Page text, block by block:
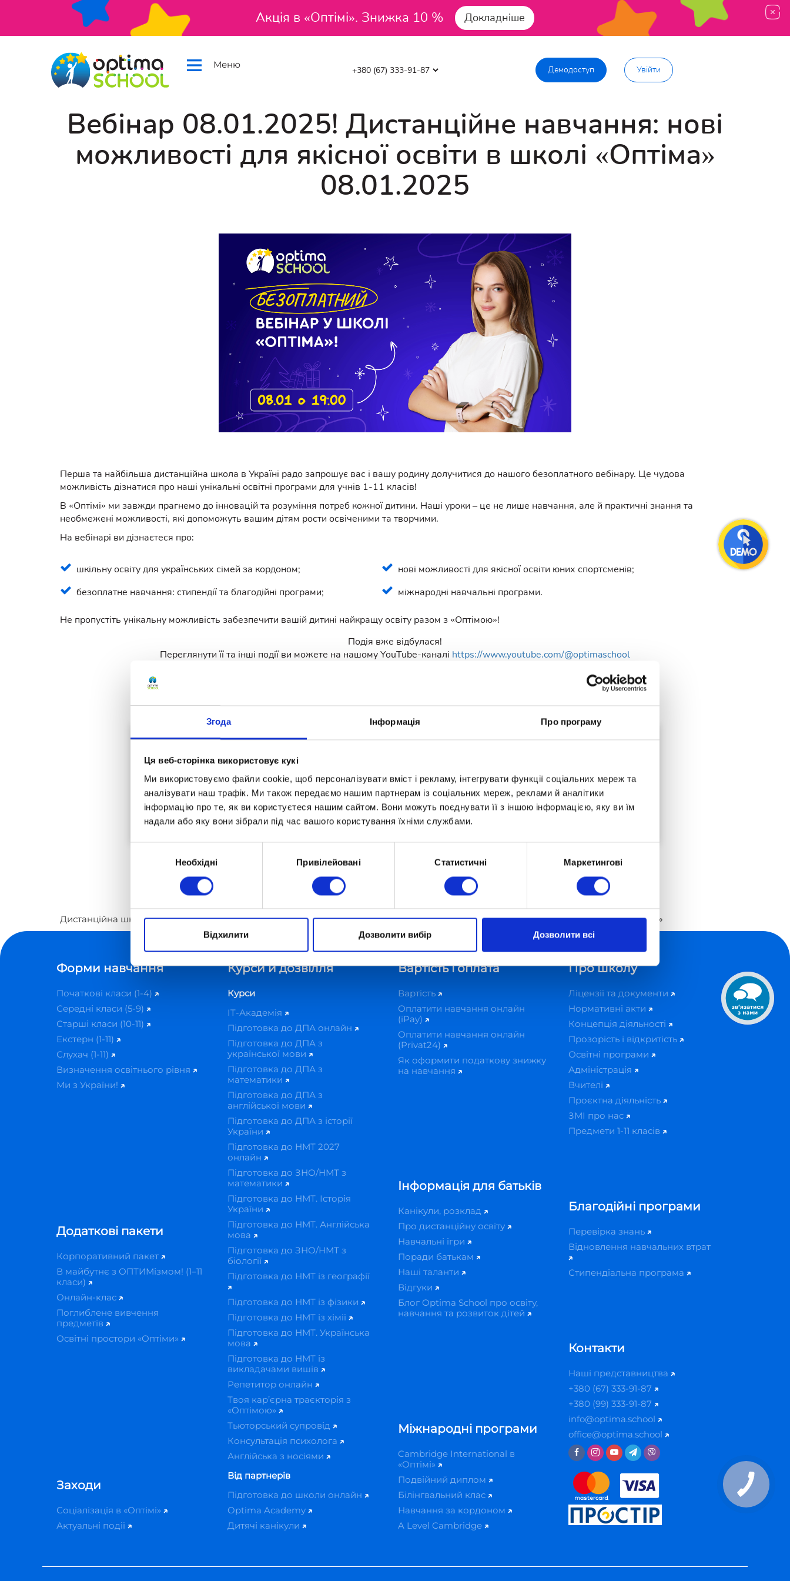
Згода Інформація Про програму
Ця веб-сторінка використовує кукі
Ми використовуємо файли cookie, щоб персоналізувати вміст і рекламу, інтегрувати функції соціальних мереж та
аналізувати наш трафік. Ми також передаємо нашим партнерам із соціальних мереж, реклами й аналітики
інформацію про те, як ви користуєтеся нашим сайтом. Вони можуть поєднувати її з іншою інформацією, яку ви їм
надали або яку вони зібрали під час вашого користування їхніми службами.
Необхідні Привілейовані Статистичні Маркетингові
Відхилити Дозволити вибір Дозволити всі
Акція в «Оптімі». Знижка 10 % Докладніше
Меню Демодоступ Увійти
Вебінар 08.01.2025! Дистанційне навчання: нові
можливості для якісної освіти в школі «Оптіма»
08.01.2025
Перша та найбільша дистанційна школа в Україні радо запрошує вас і вашу родину долучитися до нашого безоплатного вебінару. Це чудова
можливість дізнатися про наші унікальні освітні програми для учнів 1-11 класів!
В «Оптімі» ми завжди прагнемо до інновацій та розуміння потреб кожної дитини. Наші уроки – це не лише навчання, але й практичні знання та
необмежені можливості, які допоможуть вашим дітям рости освіченими та творчими.
На вебінарі ви дізнаєтеся про:
шкільну освіту для українських сімей за кордоном;
нові можливості для якісної освіти юних спортсменів;
безоплатне навчання: стипендії та благодійні програми;
міжнародні навчальні програми.
Не пропустіть унікальну можливість забезпечити вашій дитині найкращу освіту разом з «Оптімою»!
Подія вже відбулася!
Переглянути її та інші події ви можете на нашому YouTube-каналі https://www.youtube.com/@optimaschool
Долучайтеся до нас:
08.01.2025 Початок о 19:00
Очікуйте на
посилання за годину
Дистанційна школа «Оптіма» Вебінар 08.01.2025! Дистанційне навчання: нові можливості для якісної освіти в школі «Оптіма»
Форми навчання
Початкові класи (1-4)
Середні класи (5-9)
Старші класи (10-11)
Екстерн (1-11)
Слухач (1-11)
Визначення освітнього рівня
Ми з України!
Додаткові пакети
Корпоративний пакет
В майбутнє з ОПТИМізмом! (1–11
класи)
Онлайн-клас
Поглиблене вивчення
предметів
Освітні простори «Оптіми»
Заходи
Соціалізація в «Оптімі»
Актуальні події
Курси й дозвілля
Курси
IT-Академія
Підготовка до ДПА онлайн
Підготовка до ДПА з
української мови
Підготовка до ДПА з
математики
Підготовка до ДПА з
англійської мови
Підготовка до ДПА з історії
України
Підготовка до НМТ 2027
онлайн
Підготовка до ЗНО/НМТ з
математики
Підготовка до НМТ. Історія
України
Підготовка до НМТ. Англійська
мова
Підготовка до ЗНО/НМТ з
біології
Підготовка до НМТ із географії
Підготовка до НМТ із фізики
Підготовка до НМТ із хімії
Підготовка до НМТ. Українська
мова
Підготовка до НМТ із
викладачами вишів
Репетитор онлайн
Твоя кар’єрна траєкторія з
«Оптімою»
Тьюторський супровід
Консультація психолога
Англійська з носіями
Від партнерів
Підготовка до школи онлайн
Optima Academy
Дитячі канікули
Вартість і оплата
Вартість
Оплатити навчання онлайн
(iPay)
Оплатити навчання онлайн
(Privat24)
Як оформити податкову знижку
на навчання
Інформація для батьків
Канікули, розклад
Про дистанційну освіту
Навчальні ігри
Поради батькам
Наші таланти
Відгуки
Блог Optima School про освіту,
навчання та розвиток дітей
Міжнародні програми
Cambridge International в
«Оптімі»
Подвійний диплом
Білінгвальний клас
Навчання за кордоном
A Level Cambridge
Про школу
Ліцензії та документи
Нормативні акти
Концепція діяльності
Прозорість і відкритість
Освітні програми
Адміністрація
Вчителі
Проєктна діяльність
ЗМІ про нас
Предмети 1-11 класів
Благодійні програми
Перевірка знань
Відновлення навчальних втрат
Стипендіальна програма
Контакти
Наші представництва
+380 (67) 333-91-87
+380 (99) 333-91-87
info@optima.school
office@optima.school